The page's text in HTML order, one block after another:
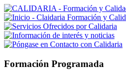
Formación Programada